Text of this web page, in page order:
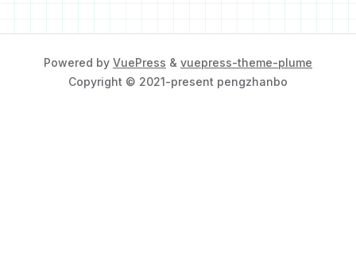
Powered by VuePress & vuepress-theme-plume
Copyright © 2021-present pengzhanbo